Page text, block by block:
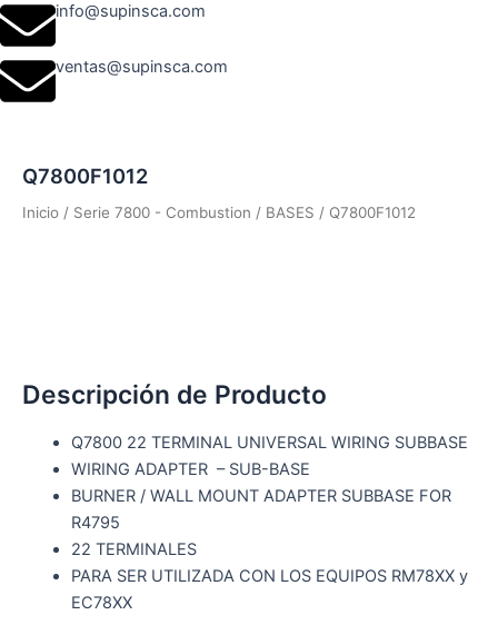
info@supinsca.com
ventas@supinsca.com
Q7800F1012
Inicio / Serie 7800 - Combustion / BASES / Q7800F1012
Descripción de Producto
Q7800 22 TERMINAL UNIVERSAL WIRING SUBBASE
WIRING ADAPTER – SUB-BASE
BURNER / WALL MOUNT ADAPTER SUBBASE FOR
R4795
22 TERMINALES
PARA SER UTILIZADA CON LOS EQUIPOS RM78XX y
EC78XX